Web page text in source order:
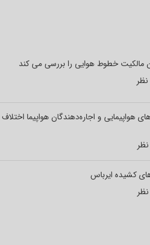
مالکیت خطوط هوایی را بررسی می کند
هواپیمایی و اجاره‌دهندگان هواپیما اختلاف
کشیده ایرباس